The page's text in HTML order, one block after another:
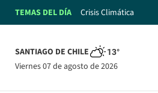
TEMAS DEL DÍA Crisis Climática
SANTIAGO DE CHILE 13°
viernes 07 de agosto de 2026